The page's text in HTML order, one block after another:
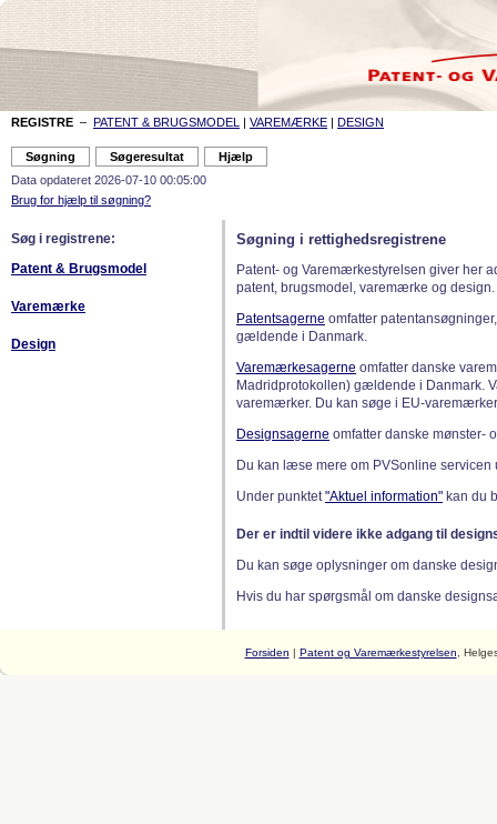
REGISTRE – PATENT & BRUGSMODEL | VAREMÆRKE | DESIGN
Data opdateret 2026-07-10 00:05:00
Brug for hjælp til søgning?
Søg i registrene:
Patent & Brugsmodel
Varemærke
Design
Søgning i rettighedsregistrene
Patent- og Varemærkestyrelsen giver her
patent, brugsmodel, varemærke og design.
Patentsagerne omfatter
gældende i Danmark.
Varemærkesagerne omfatter danske
Madridprotokollen) gældende i Danmark.
varemærker. Du kan søge i EU-
Designsagerne omfatter danske mønster-
Du kan læse mere om PVSonline
Under punktet"Aktuel information" kan du
Der er indtil videre ikke adgang til
Du kan søge oplysninger om danske
Hvis du har spørgsmål om danske
Forsiden | Patent og Varemærkestyrelsen ,